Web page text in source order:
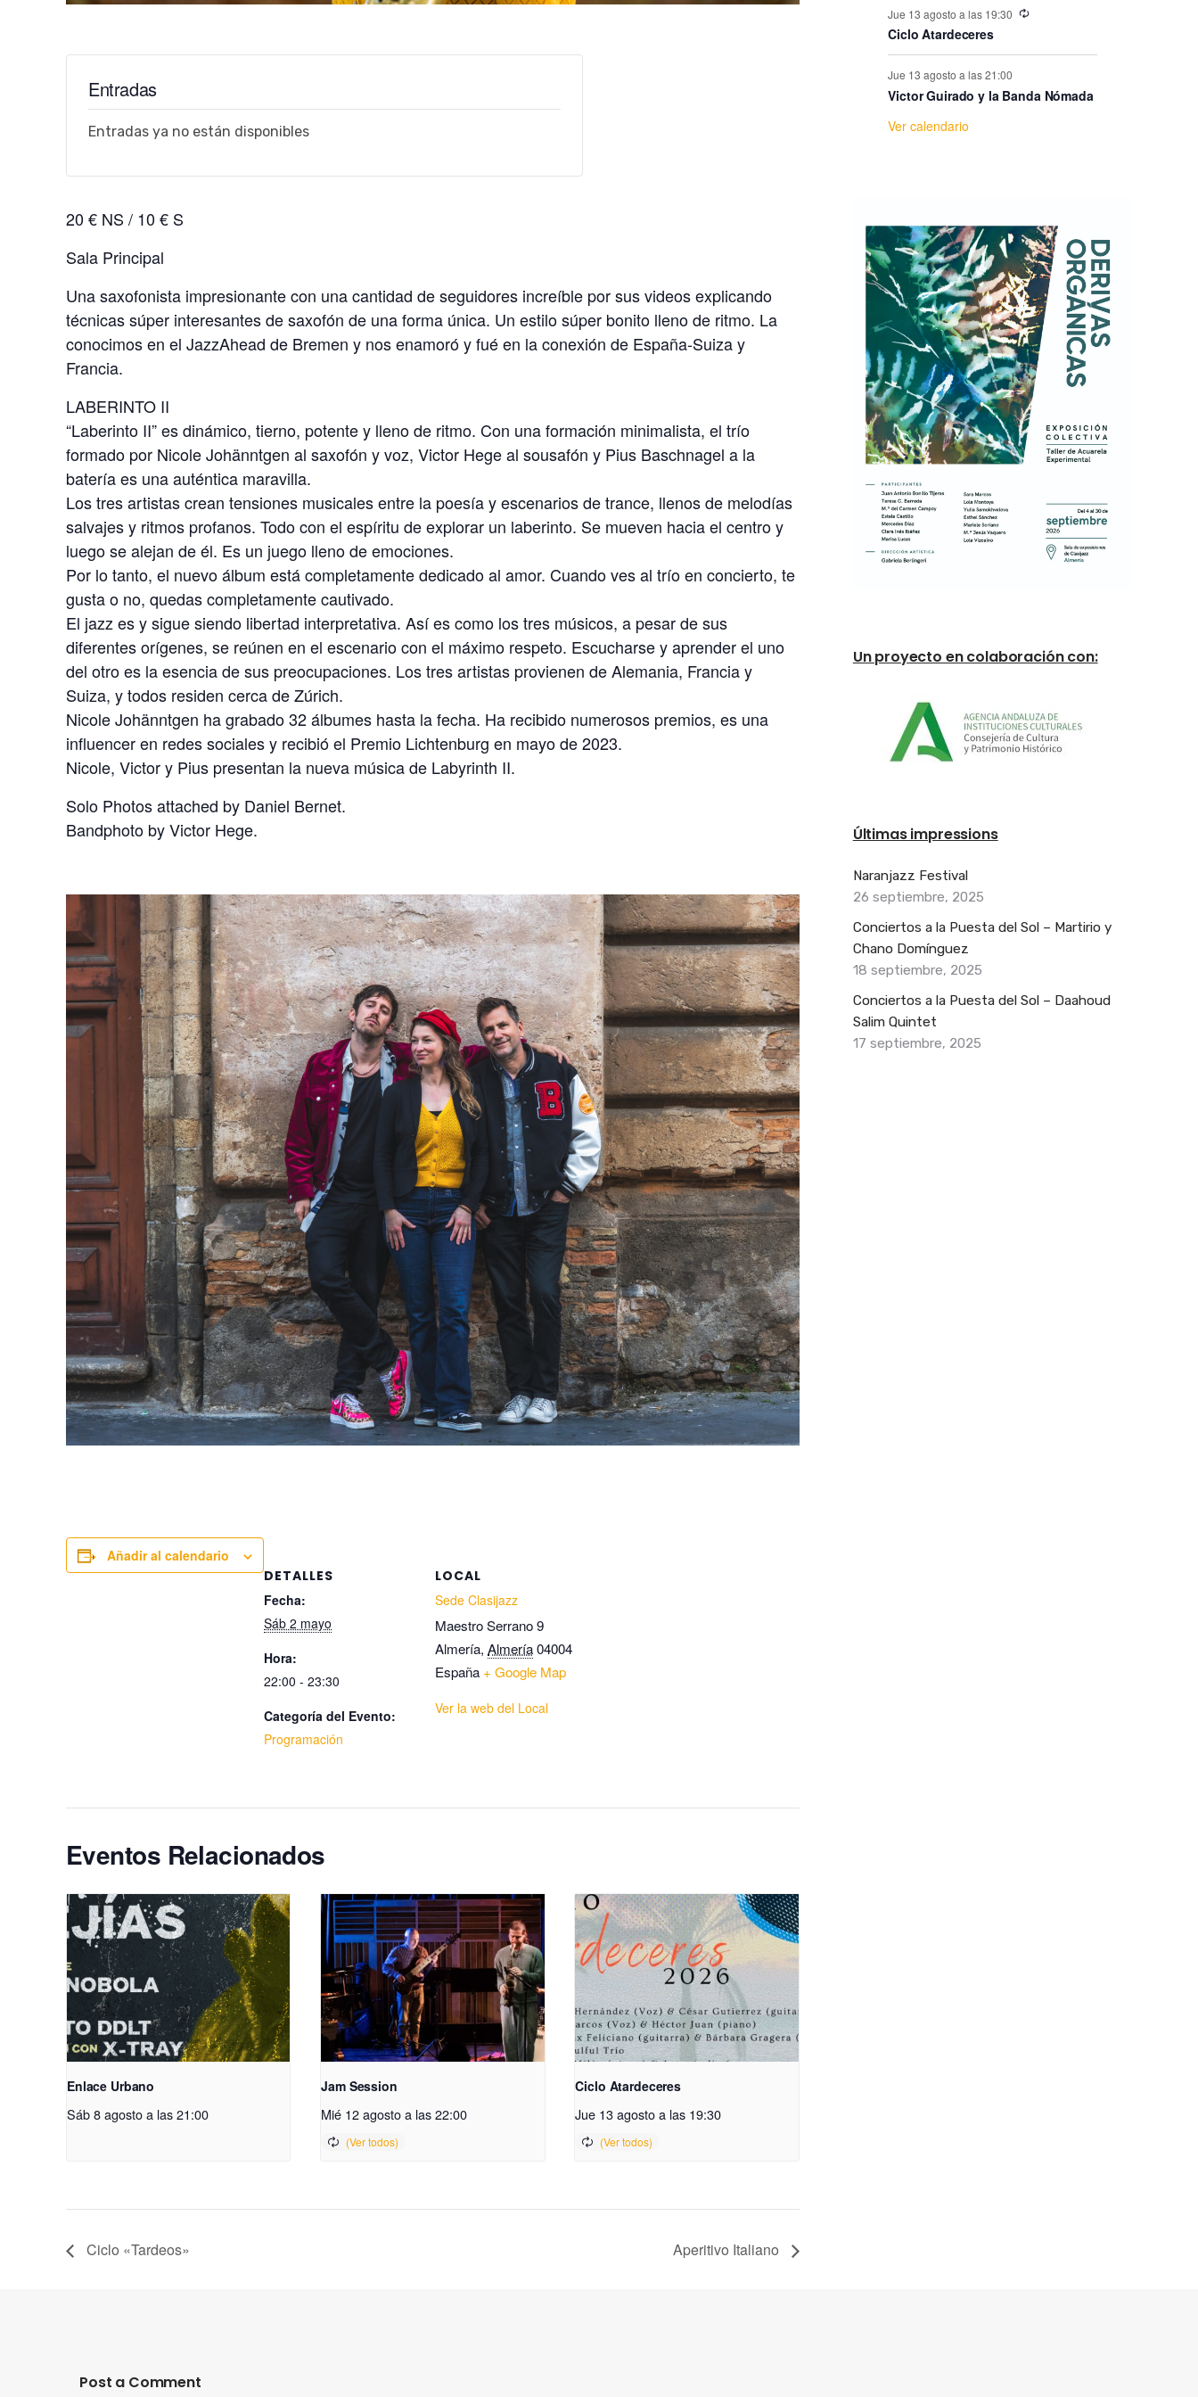
Entradas
Entradas ya no están disponibles
20 € NS / 10 € S
Sala Principal
Una saxofonista impresionante con una cantidad de seguidores increíble por sus videos explicando
técnicas súper interesantes de saxofón de una forma única. Un estilo súper bonito lleno de ritmo. La
conocimos en el JazzAhead de Bremen y nos enamoró y fué en la conexión de España-Suiza y
Francia.
LABERINTO II
“Laberinto II” es dinámico, tierno, potente y lleno de ritmo. Con una formación minimalista, el trío
formado por Nicole Johänntgen al saxofón y voz, Victor Hege al sousafón y Pius Baschnagel a la
batería es una auténtica maravilla.
Los tres artistas crean tensiones musicales entre la poesía y escenarios de trance, llenos de melodías
salvajes y ritmos profanos. Todo con el espíritu de explorar un laberinto. Se mueven hacia el centro y
luego se alejan de él. Es un juego lleno de emociones.
Por lo tanto, el nuevo álbum está completamente dedicado al amor. Cuando ves al trío en concierto, te
gusta o no, quedas completamente cautivado.
El jazz es y sigue siendo libertad interpretativa. Así es como los tres músicos, a pesar de sus
diferentes orígenes, se reúnen en el escenario con el máximo respeto. Escucharse y aprender el uno
del otro es la esencia de sus preocupaciones. Los tres artistas provienen de Alemania, Francia y
Suiza, y todos residen cerca de Zúrich.
Nicole Johänntgen ha grabado 32 álbumes hasta la fecha. Ha recibido numerosos premios, es una
influencer en redes sociales y recibió el Premio Lichtenburg en mayo de 2023.
Nicole, Victor y Pius presentan la nueva música de Labyrinth II.
Solo Photos attached by Daniel Bernet.
Bandphoto by Victor Hege.
Añadir al calendario
DETALLES
Fecha:
Sáb 2 mayo
Hora:
22:00 - 23:30
Categoría del Evento:
Programación
LOCAL
Sede Clasijazz
Maestro Serrano 9
Almería, Almería04004
España + Google Map
Ver la web del Local
Eventos Relacionados
Enlace Urbano
Sáb 8 agosto a las 21:00
Jam Session
Mié 12 agosto a las 22:00
Ciclo Atardeceres
Jue 13 agosto a las 19:30
Ciclo «Tardeos» Aperitivo Italiano
Post a Comment
e
E
v
t
o
s
Jue 13 agosto a las 19:30
Ciclo Atardeceres
Jue 13 agosto a las 21:00
Victor Guirado y la Banda Nómada
Ver calendario
Un proyecto en colaboración con:
Últimas impressions
Naranjazz Festival
26 septiembre, 2025
Conciertos a la Puesta del Sol – Martirio y
Chano Domínguez
18 septiembre, 2025
Conciertos a la Puesta del Sol – Daahoud
Salim Quintet
17 septiembre, 2025